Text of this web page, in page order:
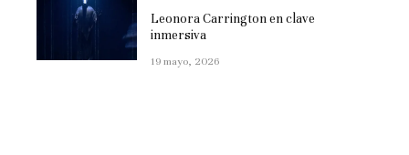
Leonora Carrington en clave
inmersiva
19 mayo, 2026